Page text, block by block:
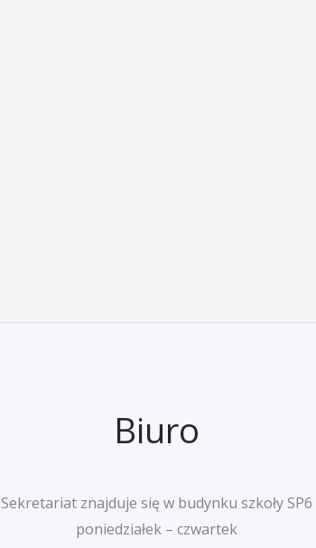
Biuro
Sekretariat znajduje się w budynku szkoły SP6
poniedziałek – czwartek